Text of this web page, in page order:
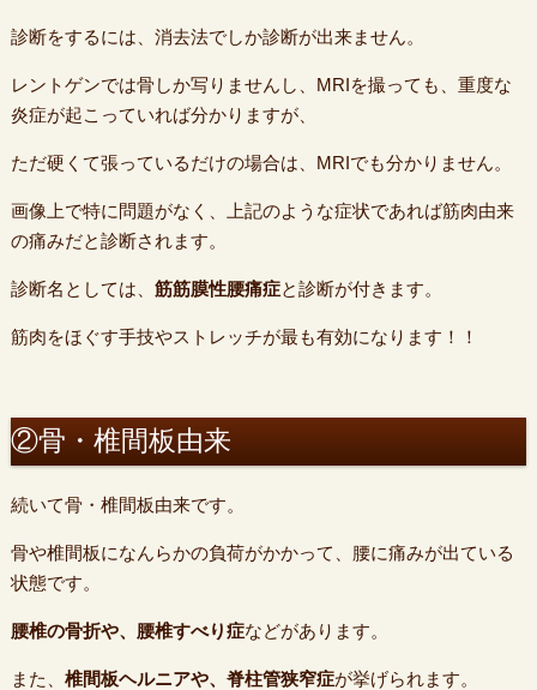
診断をするには、消去法でしか診断が出来ません。
レントゲンでは骨しか写りませんし、MRIを撮っても、重度な
炎症が起こっていれば分かりますが、
ただ硬くて張っているだけの場合は、MRIでも分かりません。
画像上で特に問題がなく、上記のような症状であれば筋肉由来
の痛みだと診断されます。
診断名としては、 筋筋膜性腰痛症と診断が付きます。
筋肉をほぐす手技やストレッチが最も有効になります！！
②骨・椎間板由来
続いて骨・椎間板由来です。
骨や椎間板になんらかの負荷がかかって、腰に痛みが出ている
状態です。
腰椎の骨折や、腰椎すべり症などがあります。
また、 椎間板ヘルニアや、脊柱管狭窄症が挙げられます。